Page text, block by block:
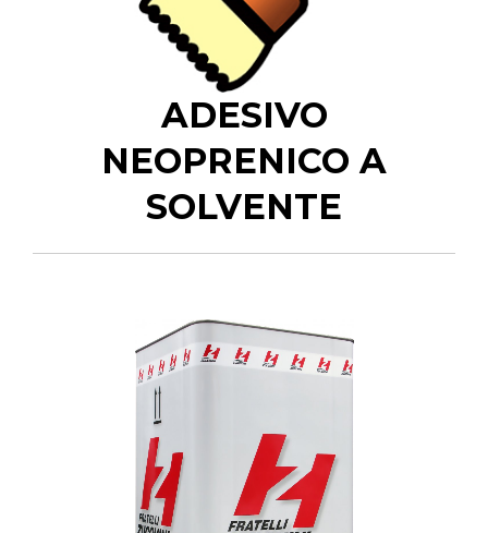
ADESIVO
NEOPRENICO A
SOLVENTE